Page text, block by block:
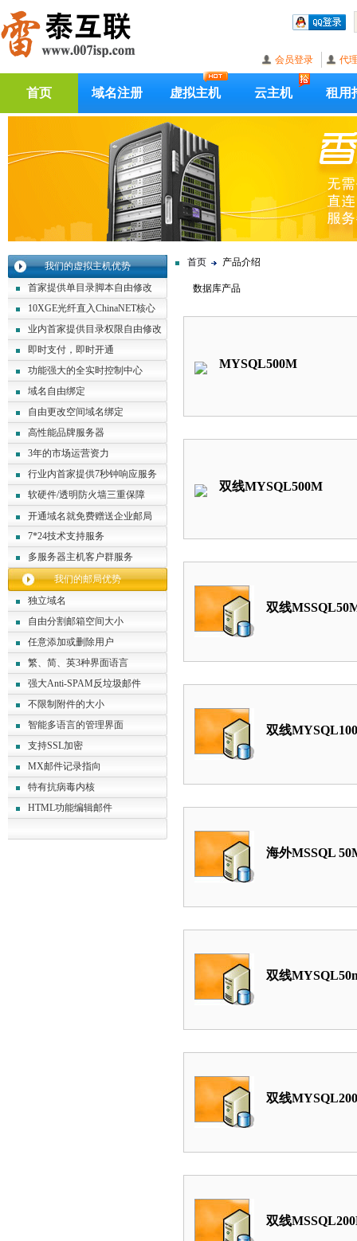
会员登录 代
首页 域名注册 虚拟主机 云主机 租用
我们的虚拟主机优势
首家提供单目录脚本自由修改
10XGE光纤直入ChinaNET核心
业内首家提供目录权限自由修改
即时支付，即时开通
功能强大的全实时控制中心
域名自由绑定
自由更改空间域名绑定
高性能品牌服务器
3年的市场运营资力
行业内首家提供7秒钟响应服务
软硬件/透明防火墙三重保障
开通域名就免费赠送企业邮局
7*24技术支持服务
多服务器主机客户群服务
我们的邮局优势
独立域名
自由分割邮箱空间大小
任意添加或删除用户
繁、简、英3种界面语言
强大Anti-SPAM反垃圾邮件
不限制附件的大小
智能多语言的管理界面
支持SSL加密
MX邮件记录指向
特有抗病毒内核
HTML功能编辑邮件
首页 产品介绍
数据库产品
MYSQL500M
双线MYSQL500M
双线
双线
海外MSSQL
双线
双线
双线